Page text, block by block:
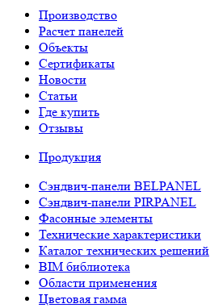
Производство
Расчет панелей
Объекты
Сертификаты
Новости
Статьи
Где купить
Отзывы
Продукция
Сэндвич-панели BELPANEL
Сэндвич-панели PIRPANEL
Фасонные элементы
Технические характеристики
Каталог технических решений
BIM библиотека
Области применения
Цветовая гамма